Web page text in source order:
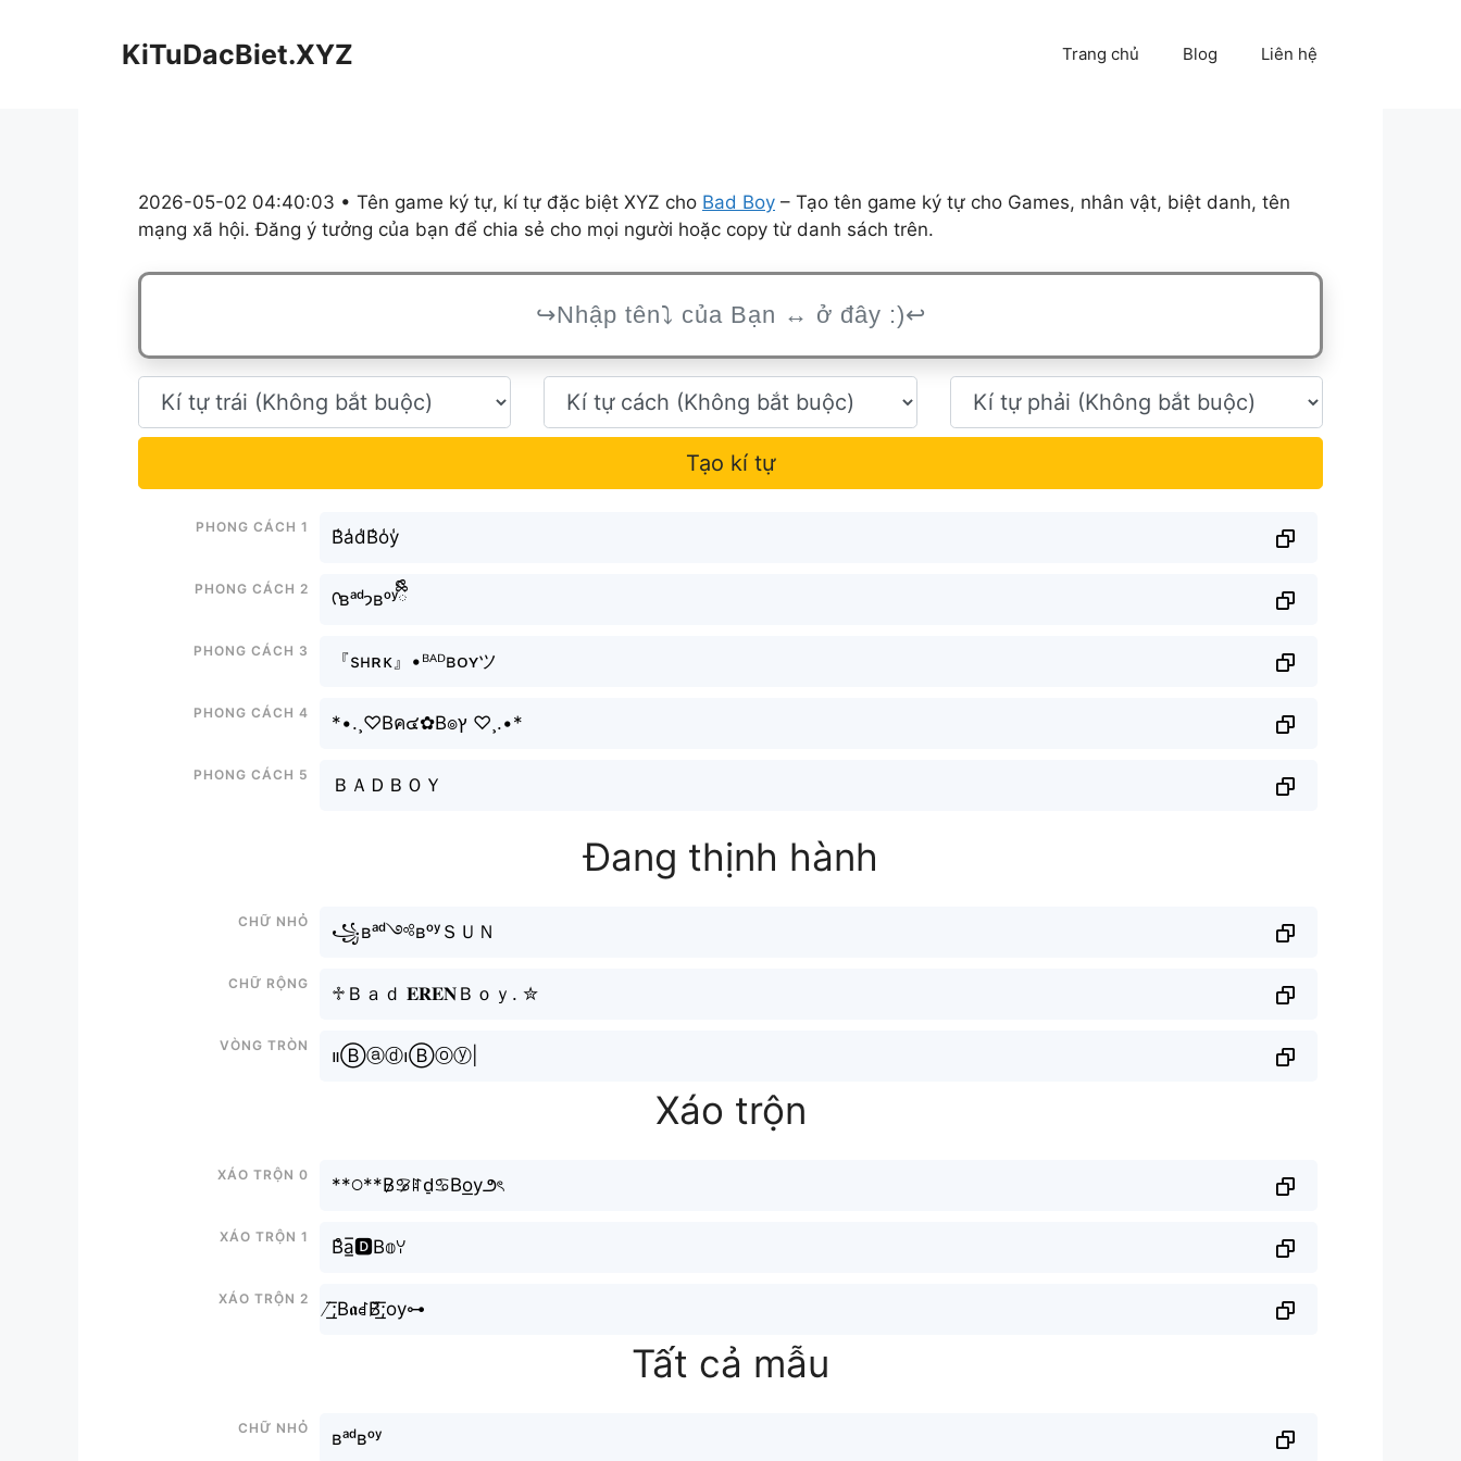
KiTuDacBiet.XYZ Trang chủ Blog Liên hệ
2026-05-02 04:40:03 • Tên game ký tự, kí tự đặc biệt XYZ cho Bad Boy – Tạo tên game ký tự cho Games, nhân vật, biệt danh, tên
mạng xã hội. Đăng ý tưởng của bạn để chia sẻ cho mọi người hoặc copy từ danh sách trên.
Tạo kí tự
Phong cách 1
B̾a̾d̾B̾o̾y̾
Phong cách 2
ᡣʙᵃᵈ𐭩ʙᵒʸྀིྀི
Phong cách 3
『sʜʀᴋ』•ᴮᴬᴰʙᴏʏツ
Phong cách 4
*•.¸♡Bค๔✿B๏ץ ♡¸.•*
Phong cách 5
ＢＡＤＢＯＹ
Đang thịnh hành
Chữ nhỏ
꧁ʙᵃᵈ༺ʙᵒʸＳＵＮ
Chữ rộng
♱Ｂａｄ 𝐄𝐑𝐄𝐍Ｂｏｙ. ✮
Vòng tròn
။‌‌‌‌‌Ⓑⓐⓓ၊Ⓑⓞⓨ|
Xáo trộn
Xáo trộn 0
**𖧋**B̷♋︎̷ꍏd̠♋︎Bo͟y౨ৎ
Xáo trộn 1
B͒a̲̅🅳B𝕠ꌩ
Xáo trộn 2
̸͟͞;B𝖆ꀸB̸̆͟͞;oy⊶
Tất cả mẫu
Chữ nhỏ
ʙᵃᵈʙᵒʸ